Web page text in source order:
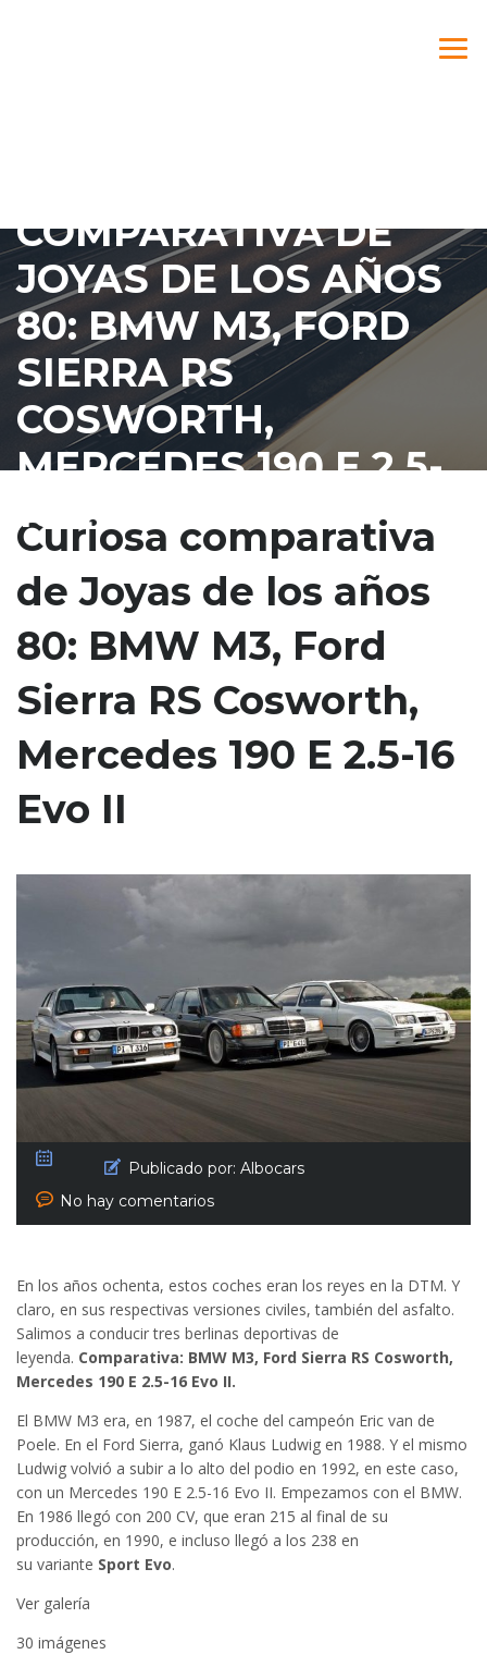
COMPARATIVA DE
JOYAS DE LOS AÑOS
80: BMW M3, FORD
SIERRA RS
COSWORTH,
MERCEDES 190 E 2.5-
16 EVO II
Curiosa comparativa
de Joyas de los años
80: BMW M3, Ford
Sierra RS Cosworth,
Mercedes 190 E 2.5-16
Evo II
Publicado por: Albocars
No hay comentarios
En los años ochenta, estos coches eran los reyes en la DTM. Y
claro, en sus respectivas versiones civiles, también del asfalto.
Salimos a conducir tres berlinas deportivas de
leyenda. Comparativa: BMW M3, Ford Sierra RS Cosworth,
Mercedes 190 E 2.5-16 Evo II.
El BMW M3 era, en 1987, el coche del campeón Eric van de
Poele. En el Ford Sierra, ganó Klaus Ludwig en 1988. Y el mismo
Ludwig volvió a subir a lo alto del podio en 1992, en este caso,
con un Mercedes 190 E 2.5-16 Evo II. Empezamos con el BMW.
En 1986 llegó con 200 CV, que eran 215 al final de su
producción, en 1990, e incluso llegó a los 238 en
su variante Sport Evo.
Ver galería
30 imágenes